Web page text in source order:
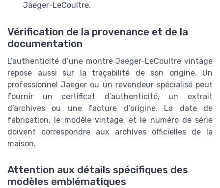
Jaeger-LeCoultre.
Vérification de la provenance et de la
documentation
L’authenticité d’une montre Jaeger-LeCoultre vintage
repose aussi sur la traçabilité de son origine. Un
professionnel Jaeger ou un revendeur spécialisé peut
fournir un certificat d’authenticité, un extrait
d’archives ou une facture d’origine. La date de
fabrication, le modèle vintage, et le numéro de série
doivent correspondre aux archives officielles de la
maison.
Attention aux détails spécifiques des
modèles emblématiques